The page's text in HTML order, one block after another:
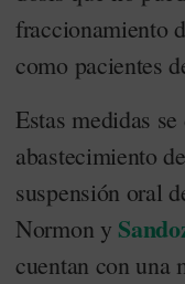
fraccionamiento
como pacientes
Estas medidas
abastecimiento
suspensión oral
Normon y
cuentan con una